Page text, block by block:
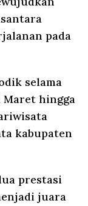
pada
selama
hingga
kabupaten
prestasi
juara